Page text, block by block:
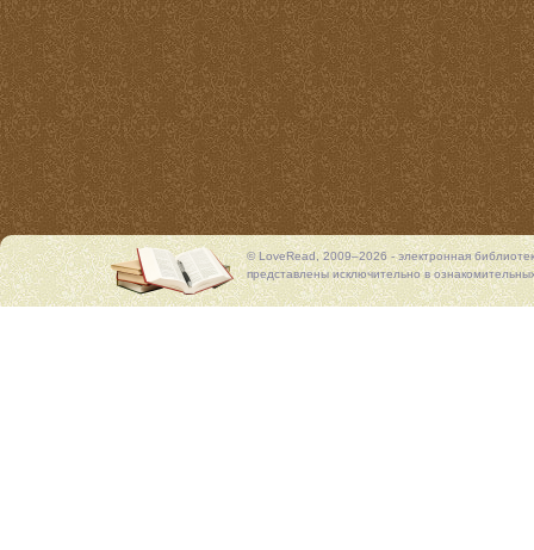
© LoveRead, 2009–2026 - электронная
представлены исключительно в